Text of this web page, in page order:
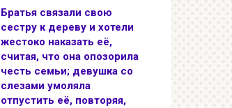
Братья связали свою
сестру к дереву и хотели
жестоко наказать её,
считая, что она опозорила
честь семьи; девушка со
слезами умоляла
отпустить её, повторяя,